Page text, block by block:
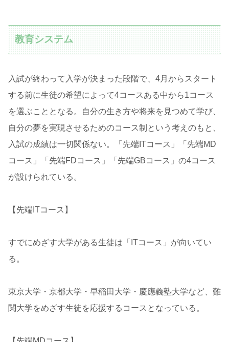
教育システム
入試が終わって入学が決まった段階で、4月からスタート
する前に生徒の希望によって4コースある中から1コース
を選ぶこととなる。自分の生き方や将来を見つめて学び、
自分の夢を実現させるためのコース制という考えのもと、
入試の成績は一切関係ない。「先端ITコース」「先端MD
コース」「先端FDコース」「先端GBコース」の4コース
が設けられている。
【先端ITコース】
すでにめざす大学がある生徒は「ITコース」が向いてい
る。
東京大学・京都大学・早稲田大学・慶應義塾大学など、難
関大学をめざす生徒を応援するコースとなっている。